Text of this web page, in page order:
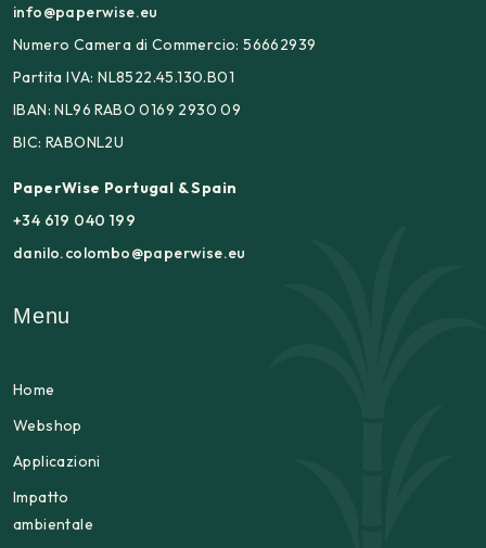
info@paperwise.eu
Numero Camera di Commercio: 56662939
Partita IVA: NL8522.45.130.B01
IBAN: NL96 RABO 0169 2930 09
BIC: RABONL2U
PaperWise Portugal & Spain
+34 619 040 199
danilo.colombo@paperwise.eu
Menu
Home
Webshop
Applicazioni
Impatto
ambientale